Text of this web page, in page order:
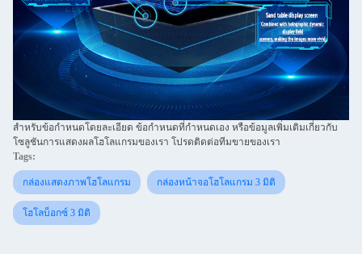
สำหรับข้อกำหนดโดยละเอียด ข้อกำหนดที่กำหนดเอง หรือข้อมูลเพิ่มเติมเกี่ยวกับ
โซลูชันการแสดงผลโฮโลแกรมของเรา โปรดติดต่อทีมขายของเรา
Tags:
กล่องแสดงภาพโฮโลแกรม กล่องหน้าจอโฮโลแกรม 3 มิติ
โฮโลบ็อกซ์ 3 มิติ